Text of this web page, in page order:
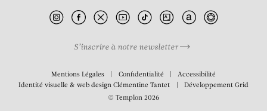
S’inscrire à notre newsletter
Mentions Légales Confidentialité
Accessibilité
Identité visuelle & web designClémentine Tantet Développement Grid
© Templon 2026